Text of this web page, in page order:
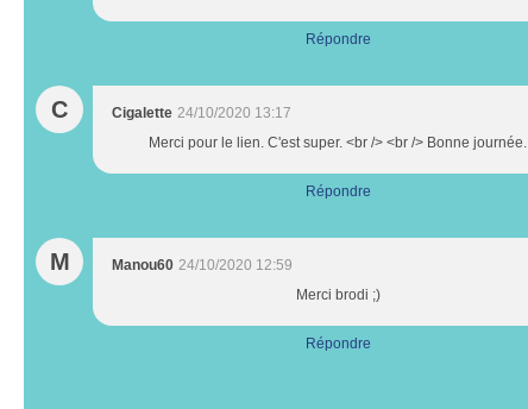
Répondre
C Cigalette 24/10/2020 13:17
Merci pour le lien. C'est super. <br /> <br /> Bonne journée.
Répondre
M Manou60 24/10/2020 12:59
Merci brodi ;)
Répondre